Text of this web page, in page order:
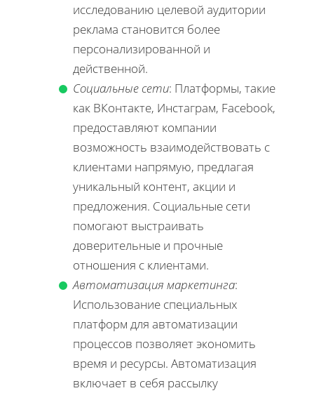
исследованию целевой аудитории
реклама становится более
персонализированной и
действенной.
Социальные сети: Платформы, такие
как ВКонтакте, Инстаграм, Facebook,
предоставляют компании
возможность взаимодействовать с
клиентами напрямую, предлагая
уникальный контент, акции и
предложения. Социальные сети
помогают выстраивать
доверительные и прочные
отношения с клиентами.
Автоматизация маркетинга:
Использование специальных
платформ для автоматизации
процессов позволяет экономить
время и ресурсы. Автоматизация
включает в себя рассылку